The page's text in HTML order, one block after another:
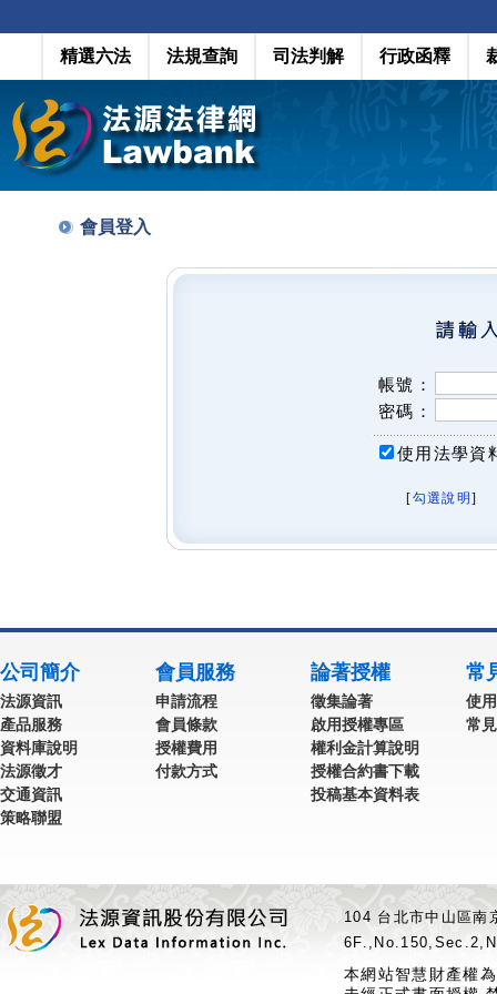
精選六法 法規查詢 司法判解 行政函釋
會員登入
帳號：
密碼：
使用法學資
[勾選說明 ]
公司簡介
法源資訊
產品服務
資料庫說明
法源徵才
交通資訊
策略聯盟
會員服務
申請流程
會員條款
授權費用
付款方式
論著授權
徵集論著
啟用授權專區
權利金計算說明
授權合約書下載
投稿基本資料表
常
使
常
104 台北市中山區
本網站智慧財產權